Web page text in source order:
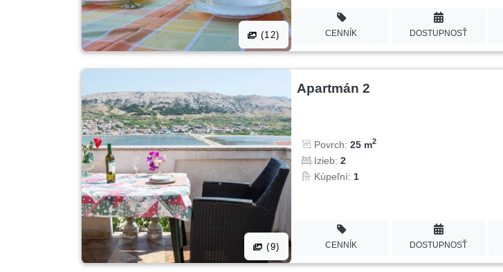
(12) CENNÍK DOSTUPNOSŤ
(9)
Apartmán 2
Povrch:25 m2
Izieb:2
Kúpeľní: 1
CENNÍK DOSTUPNOSŤ